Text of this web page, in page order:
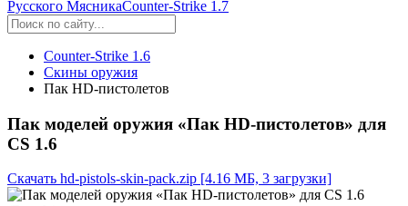
Русского МясникаCounter-Strike 1.7
Counter-Strike 1.6
Скины оружия
Пак HD-пистолетов
Пак моделей оружия «Пак HD-пистолетов» для
CS 1.6
Скачать hd-pistols-skin-pack.zip [4.16 МБ, 3 загрузки]